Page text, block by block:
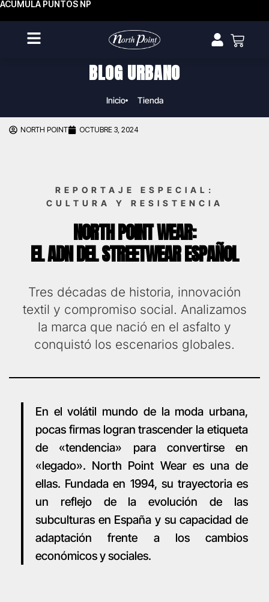
ACUMULA PUNTOS NP
BLOG URBANO
Inicio Tienda
NORTH POINT OCTUBRE 3, 2024
REPORTAJE ESPECIAL:
CULTURA Y RESISTENCIA
NORTH POINT WEAR:
EL ADN DEL STREETWEAR ESPAÑOL
Tres décadas de historia, innovación
textil y compromiso social. Analizamos
la marca que nació en el asfalto y
conquistó los escenarios globales.
En el volátil mundo de la moda urbana,
pocas firmas logran trascender la etiqueta
de «tendencia» para convertirse en
«legado». North Point Wear es una de
ellas. Fundada en 1994, su trayectoria es
un reflejo de la evolución de las
subculturas en España y su capacidad de
adaptación frente a los cambios
económicos y sociales.